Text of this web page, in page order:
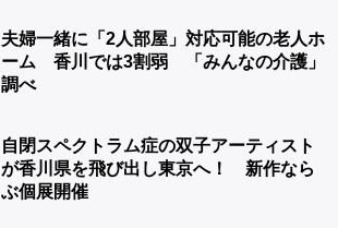
夫婦一緒に「2人部屋」対応可能の老人ホ
ーム 香川では3割弱 「みんなの介護」
調べ
自閉スペクトラム症の双子アーティスト
が香川県を飛び出し東京へ！ 新作なら
ぶ個展開催